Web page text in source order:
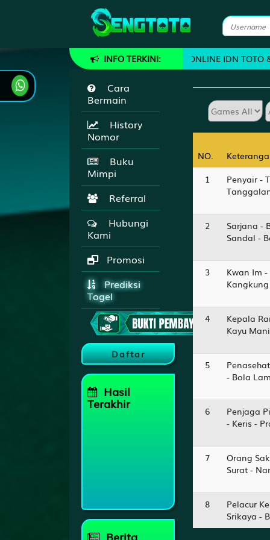
INFO TERKINI:
AGEN TOGEL ONLINE IDN TOTO &
Cara
Bermain
History
Nomor
Buku
Mimpi
Referral
Hubungi
Kami
Promosi
Prediksi
Togel
Daftar
Hasil
Terakhir
JAPAN 9078
Berita
NO.
NO.
1
Penyair -
2
Sarjana -
Sandal -
3
Kwan Im
4
Kepala
Kayu
5
- Bola
6
Penjaga
- Keris -
7
Orang
Surat -
8
Pelacur
Srikaya -